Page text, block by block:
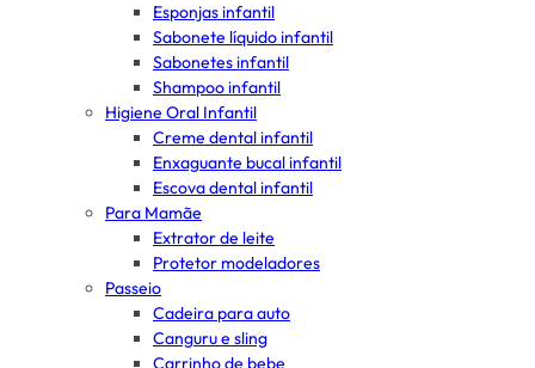
Esponjas infantil
Sabonete líquido infantil
Sabonetes infantil
Shampoo infantil
Higiene Oral Infantil
Creme dental infantil
Enxaguante bucal infantil
Escova dental infantil
Para Mamãe
Extrator de leite
Protetor modeladores
Passeio
Cadeira para auto
Canguru e sling
Carrinho de bebe